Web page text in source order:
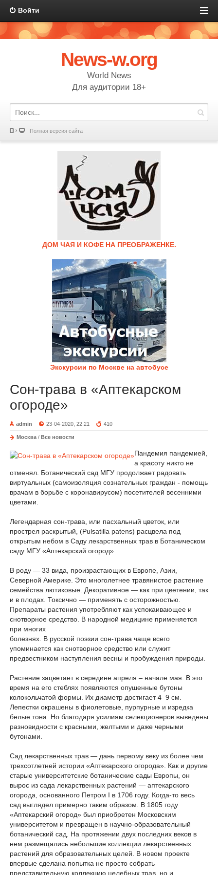
Войти
News-w.org
World News
Для аудитории 18+
Полная версия сайта
ДОМ ЧАЯ И КОФЕ НА ПРЕОБРАЖЕНКЕ.
Экскурсии по Москве на автобусе
Сон-трава в «Аптекарском
огороде»
admin 23-04-2020, 22:21 410
Москва / Все новости
Пандемия пандемией,
а красоту никто не
отменял. Ботанический сад МГУ продолжает радовать
виртуальных (самоизоляция сознательных граждан - помощь
врачам в борьбе с коронавирусом) посетителей весенними
цветами.
Легендарная сон-трава, или пасхальный цветок, или
прострел раскрытый, (Pulsatilla patens) расцвела под
открытым небом в Саду лекарственных трав в Ботаническом
саду МГУ «Аптекарский огород».
В роду — 33 вида, произрастающих в Европе, Азии,
Северной Америке. Это многолетнее травянистое растение
семейства лютиковые. Декоративное — как при цветении, так
и в плодах. Токсично — применять с осторожностью.
Препараты растения употребляют как успокаивающее и
снотворное средство. В народной медицине применяется
при многих
болезнях. В русской поэзии сон-трава чаще всего
упоминается как снотворное средство или служит
предвестником наступления весны и пробуждения природы.
Растение зацветает в середине апреля – начале мая. В это
время на его стеблях появляются опушенные бутоны
колокольчатой формы. Их диаметр достигает 4–9 см.
Лепестки окрашены в фиолетовые, пурпурные и изредка
белые тона. Но благодаря усилиям селекционеров выведены
разновидности с красными, желтыми и даже черными
бутонами.
Сад лекарственных трав — дань первому веку из более чем
трехсотлетней истории «Аптекарского огорода». Как и другие
старые университетские ботанические сады Европы, он
вырос из сада лекарственных растений — аптекарского
огорода, основанного Петром I в 1706 году. Когда-то весь
сад выглядел примерно таким образом. В 1805 году
«Аптекарский огород» был приобретен Московским
университетом и превращен в научно-образовательный
ботанический сад. На протяжении двух последних веков в
нем размещались небольшие коллекции лекарственных
растений для образовательных целей. В новом проекте
впервые сделана попытка не просто собрать
представительную коллекцию целебных трав, но и